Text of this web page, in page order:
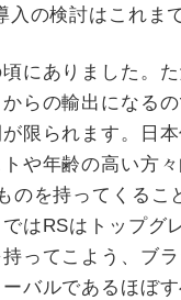
入の検討はこれま
頃にありました。
らの輸出になる
限られます。日
や年齢の高い方
のを持ってくるこ
は RSはトップグ
ってこよう、ブ
バルであるほぼ